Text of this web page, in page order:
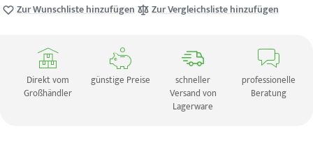
Zur Wunschliste hinzufügen Zur Vergleichsliste hinzufügen
Direkt vom
Großhändler
günstige Preise
schneller
Versand von
Lagerware
professionelle
Beratung